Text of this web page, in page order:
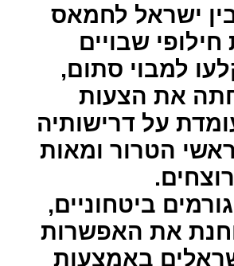
ישראל לחמאס
שבויים
למבוי סתום,
את הצעות
על דרישותיה
הטרור ומאות
ביטחוניים,
את האפשרות
באמצעות